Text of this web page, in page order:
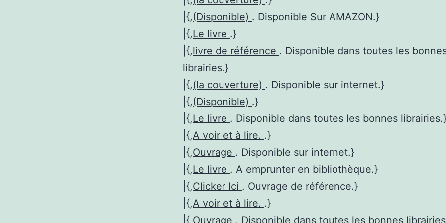
|{,(Disponible) . Disponible Sur AMAZON.}
|{,Le livre .}
|{,livre de référence . Disponible dans toutes les
librairies.}
|{,(la couverture) . Disponible sur internet.}
|{,(Disponible) .}
|{,Le livre . Disponible dans toutes les bonnes librairies.}
|{,A voir et à lire. .}
|{,Ouvrage . Disponible sur internet.}
|{,Le livre . A emprunter en bibliothèque.}
|{,Clicker Ici . Ouvrage de référence.}
|{,A voir et à lire. .}
|{,Ouvrage . Disponible dans toutes les bonnes